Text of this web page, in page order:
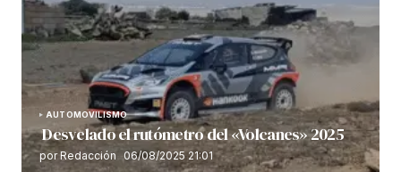
AUTOMOVILISMO
Desvelado el rutómetro del «Volcanes» 2025
por Redacción 06/08/2025 21:01